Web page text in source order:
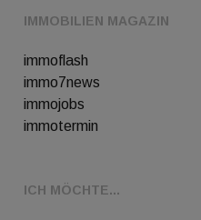
IMMOBILIEN MAGAZIN
immoflash
immo7news
immojobs
immotermin
ICH MÖCHTE...